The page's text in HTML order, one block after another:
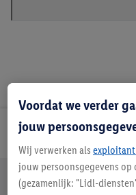
Jouw voordelen bij ons als
Gratis retourneren
Voordat we verder
jouw
Wij verwerken als exploitant
jouw persoonsgegevens op
(gezamenlijk: "Lidl-